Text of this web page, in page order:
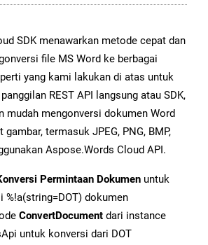
SDK menawarkan metode cepat dan
file MS Word ke berbagai
yang kami lakukan di atas untuk
REST API langsung atau SDK,
mudah mengonversi dokumen Word
termasuk JPEG, PNG, BMP,
Aspose.Words Cloud API.
Permintaan Dokumen untuk
%!a(string=DOT) dokumen
ConvertDocument dari instance
untuk konversi dari DOT